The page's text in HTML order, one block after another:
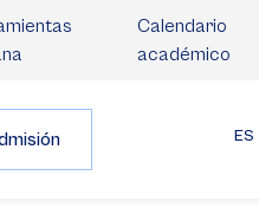
Calendario
académico
ES